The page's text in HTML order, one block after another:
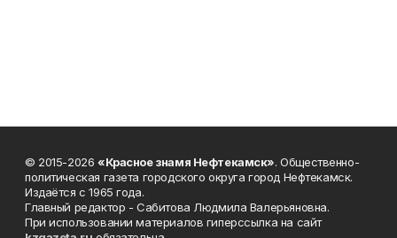
© 2015-2026 «Красное знамя Нефтекамск». Общественно-
политическая газета городского округа город Нефтекамск.
Издаётся с 1965 года.
Главный редактор - Сабитова Людмила Валерьяновна.
При использовании материалов гиперссылка на сайт